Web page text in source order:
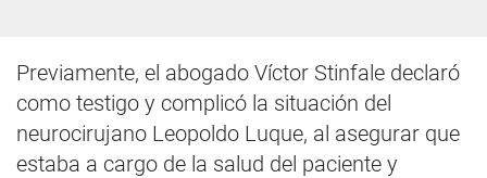
Previamente, el abogado Víctor Stinfale declaró
como testigo y complicó la situación del
neurocirujano Leopoldo Luque, al asegurar que
estaba a cargo de la salud del paciente y